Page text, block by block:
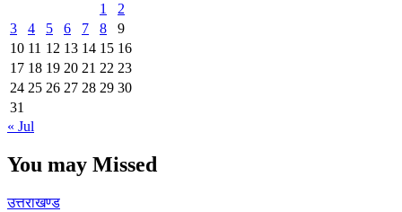
1
2
3
4 5 6 7 8
9
10 11 12 13 14 15 16
17 18 19 20 21 22 23
24 25 26 27 28 29 30
31
« Jul
You may Missed
उत्तराखण्ड